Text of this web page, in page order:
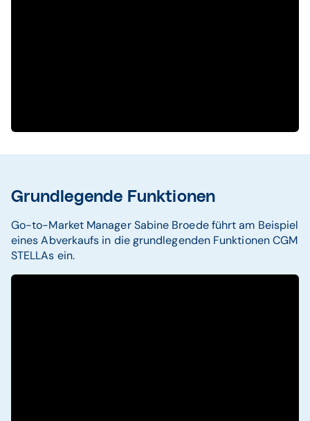
Grundlegende Funktionen
Go-to-Market Manager Sabine Broede führt am Beispiel
eines Abverkaufs in die grundlegenden Funktionen CGM
STELLAs ein.